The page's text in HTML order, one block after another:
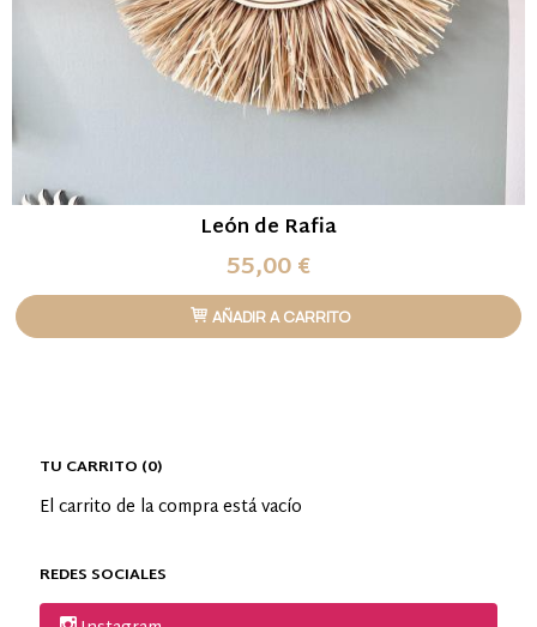
TU CARRITO (0)
El carrito de la compra está vacío
REDES SOCIALES
León de Rafia
55,00 €
AÑADIR A CARRITO